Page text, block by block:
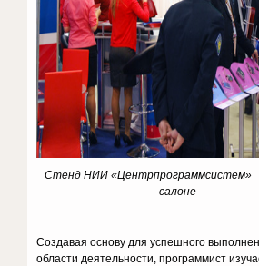
Стенд НИИ «Центрпрограммсистем»
салоне
Создавая основу для успешного
области деятельности, программист